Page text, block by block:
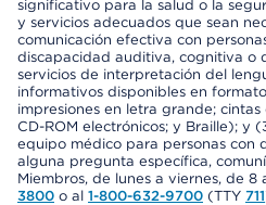
significativo para la salud o la
y servicios adecuados que sean
comunicación efectiva con
discapacidad auditiva, cognitiva o
servicios de interpretación del
informativos disponibles en
impresiones en letra grande;
CD-ROM electrónicos; y Braille); y
equipo médico para personas con
alguna pregunta específica,
Miembros, de lunes a viernes, de 8
3800 o al 1-800-632-9700 (TTY 711